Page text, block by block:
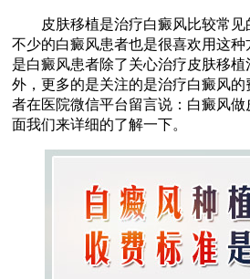
皮肤移植是治疗白癜风比较常见
不少的白癜风患者也是很喜欢用这
是白癜风患者除了关心治疗皮肤移
外，更多的是关注的是治疗白癜风
者在医院微信平台留言说：白癜风
面我们来详细的了解一下。